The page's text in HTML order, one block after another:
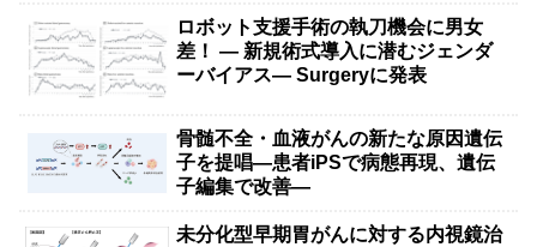
ロボット支援手術の執刀機会に男女
差！ — 新規術式導入に潜むジェンダ
ーバイアス— Surgeryに発表
骨髄不全・血液がんの新たな原因遺伝
子を提唱―患者iPSで病態再現、遺伝
子編集で改善―
未分化型早期胃がんに対する内視鏡治